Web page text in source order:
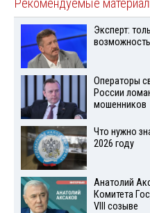
Рекомендуемые
Эксперт:
Операторы
России
мошенников
Что нужно
2026 году
Анатолий
Комитета
VIII созыве